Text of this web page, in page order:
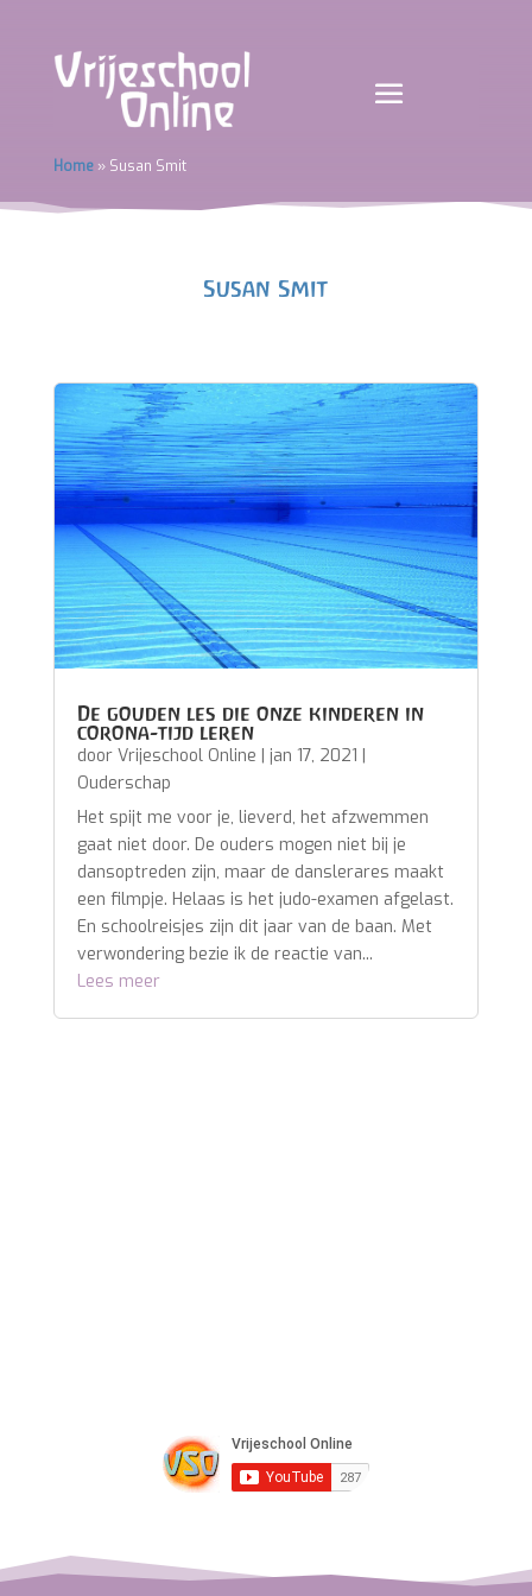
Home» Susan Smit
Susan Smit
De gouden les die onze kinderen in
corona-tijd leren
door Vrijeschool Online | jan 17, 2021 |
Ouderschap
Het spijt me voor je, lieverd, het afzwemmen
gaat niet door. De ouders mogen niet bij je
dansoptreden zijn, maar de danslerares maakt
een filmpje. Helaas is het judo-examen afgelast.
En schoolreisjes zijn dit jaar van de baan. Met
verwondering bezie ik de reactie van...
Lees meer